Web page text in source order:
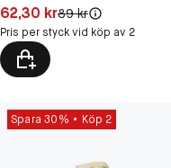
Pris: 62,30 kr
62,30 krOriginal pris:
89 kr
Pris per styck vid köp av 2
Spara 30% Köp 2